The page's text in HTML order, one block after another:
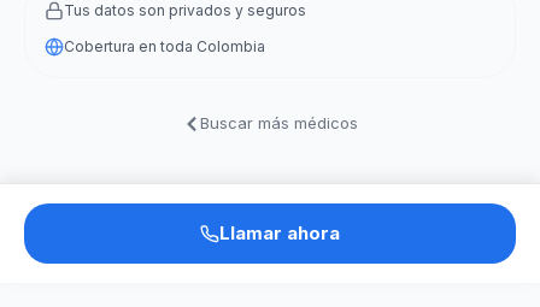
Tus datos son privados y seguros
Cobertura en toda Colombia
Buscar más médicos
Llamar ahora